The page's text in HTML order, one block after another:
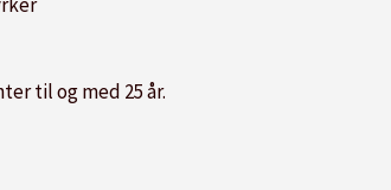
til og med 25 år.